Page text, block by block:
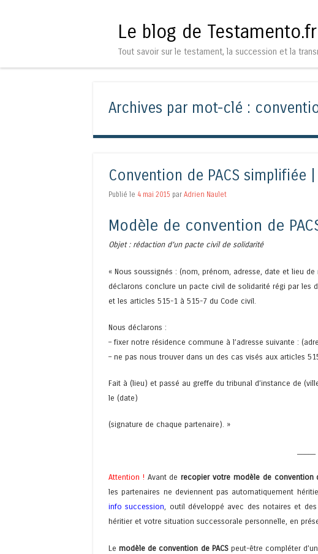
Le blog de Testamento.fr
Tout savoir sur le testament, la succession et la
Archives par mot-clé :
Convention de PACS simplifiée
Publié le 4 mai 2015 par Adrien Naulet
Modèle de convention de
Objet : rédaction d’un pacte civil de solidarité
« Nous soussignés : (nom, prénom, adresse, date et lieu
déclarons conclure un pacte civil de solidarité régi par les
et les articles 515-1 à 515-7 du Code civil.
Nous déclarons :
– fixer notre résidence commune à l’adresse suivante :
– ne pas nous trouver dans un des cas visés aux articles
Fait à (lieu) et passé au greffe du tribunal d’instance de
le (date)
(signature de chaque partenaire). »
Attention ! Avant derecopier votre modèle de convention
les partenaires ne deviennent pas automatiquement
info succession, outil développé avec des notaires et
héritier et votre situation successorale personnelle, en
Lemodèle de convention de PACSpeut-être compléter